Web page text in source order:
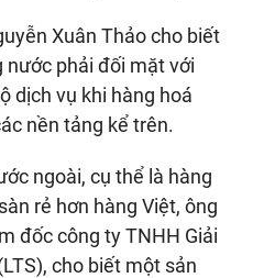
Xuân Thảo cho biết
nước phải đối mặt với
dịch vụ khi hàng hoá
nền tảng kể trên.
ngoài, cụ thể là hàng
rẻ hơn hàng Việt, ông
đốc công ty TNHH Giải
cho biết một sản